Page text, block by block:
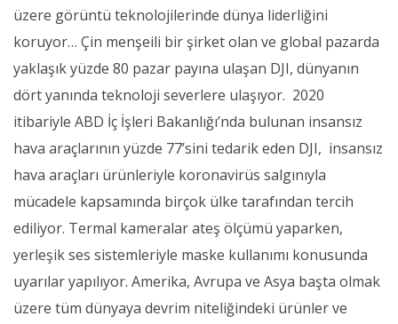
üzere görüntü teknolojilerinde dünya liderliğini
koruyor… Çin menşeili bir şirket olan ve global pazarda
yaklaşık yüzde 80 pazar payına ulaşan DJI, dünyanın
dört yanında teknoloji severlere ulaşıyor. 2020
itibariyle ABD İç İşleri Bakanlığı’nda bulunan insansız
hava araçlarının yüzde 77’sini tedarik eden DJI, insansız
hava araçları ürünleriyle koronavirüs salgınıyla
mücadele kapsamında birçok ülke tarafından tercih
ediliyor. Termal kameralar ateş ölçümü yaparken,
yerleşik ses sistemleriyle maske kullanımı konusunda
uyarılar yapılıyor. Amerika, Avrupa ve Asya başta olmak
üzere tüm dünyaya devrim niteliğindeki ürünler ve